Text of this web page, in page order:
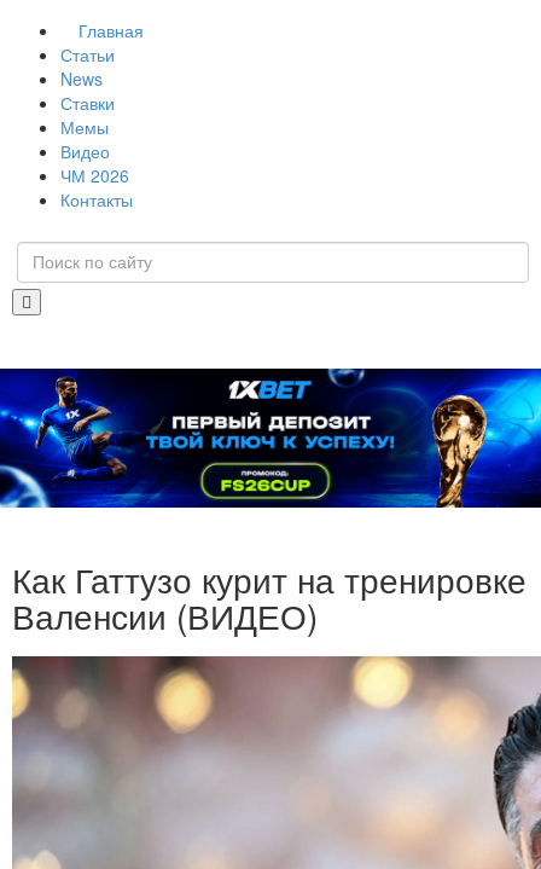
Главная
Статьи
News
Ставки
Мемы
Видео
ЧМ 2026
Контакты
Как Гаттузо курит на тренировке
Валенсии (ВИДЕО)